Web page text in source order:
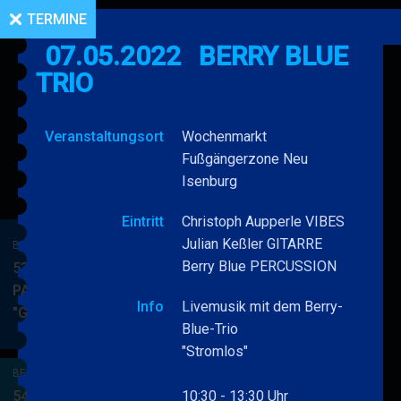
BERRY BLUE & BAND
53. JAZZ Matinee in den
PARKSIDE STUDIOS
"Gypsy Jazz"
BERRY
BERRY BLUE & BAND
54. JAZZ Matinee in den
TERMINE
07.05.2022
BERRY BLUE
TRIO
Veranstaltungsort
Wochenmarkt
Fußgängerzone Neu
Isenburg
Eintritt
Christoph Aupperle VIBES
Julian Keßler GITARRE
Berry Blue PERCUSSION
Info
Livemusik mit dem Berry-
Blue-Trio
"Stromlos"
10:30 - 13:30 Uhr